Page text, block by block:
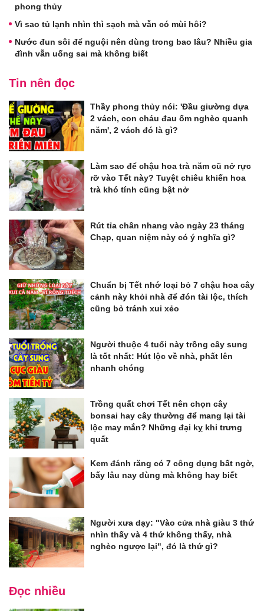
phong thủy
Vì sao tủ lạnh nhìn thì sạch mà vẫn có mùi hôi?
Nước đun sôi để nguội nên dùng trong bao lâu? Nhiều gia
đình vẫn uống sai mà không biết
Tin nên đọc
Thầy phong thủy nói: 'Đầu giường dựa
2 vách, con cháu đau ốm nghèo quanh
năm', 2 vách đó là gì?
Làm sao để chậu hoa trà năm cũ nở rực
rỡ vào Tết này? Tuyệt chiêu khiến hoa
trà khó tính cũng bật nở
Rút tỉa chân nhang vào ngày 23 tháng
Chạp, quan niệm này có ý nghĩa gì?
Chuẩn bị Tết nhớ loại bỏ 7 chậu hoa cây
cảnh này khỏi nhà để đón tài lộc, thích
cũng bỏ tránh xui xẻo
Người thuộc 4 tuổi này trồng cây sung
là tốt nhất: Hút lộc về nhà, phất lên
nhanh chóng
Trồng quất chơi Tết nên chọn cây
bonsai hay cây thường để mang lại tài
lộc may mắn? Những đại kỵ khi trưng
quất
Kem đánh răng có 7 công dụng bất ngờ,
bấy lâu nay dùng mà không hay biết
Người xưa dạy: "Vào cửa nhà giàu 3 thứ
nhìn thấy và 4 thứ không thấy, nhà
nghèo ngược lại", đó là thứ gì?
Đọc nhiều